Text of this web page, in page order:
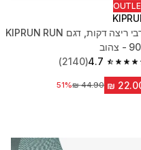
גרבי ריצה דקות, דגם KIPRUN RUN
צהוב
4.7
4.7 out of 5 stars
(2140)
מחיר לפני הנחה‏44.90 ₪
51%